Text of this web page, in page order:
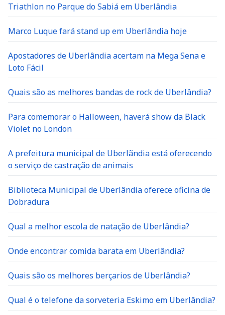
Triathlon no Parque do Sabiá em Uberlândia
Marco Luque fará stand up em Uberlândia hoje
Apostadores de Uberlândia acertam na Mega Sena e
Loto Fácil
Quais são as melhores bandas de rock de Uberlândia?
Para comemorar o Halloween, haverá show da Black
Violet no London
A prefeitura municipal de Uberlãndia está oferecendo
o serviço de castração de animais
Biblioteca Municipal de Uberlândia oferece oficina de
Dobradura
Qual a melhor escola de natação de Uberlândia?
Onde encontrar comida barata em Uberlândia?
Quais são os melhores berçarios de Uberlândia?
Qual é o telefone da sorveteria Eskimo em Uberlândia?